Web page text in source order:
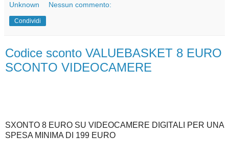
Unknown Nessun commento:
Condividi
Codice sconto VALUEBASKET 8 EURO
SCONTO VIDEOCAMERE
SXONTO 8 EURO SU VIDEOCAMERE DIGITALI PER UNA
SPESA MINIMA DI 199 EURO